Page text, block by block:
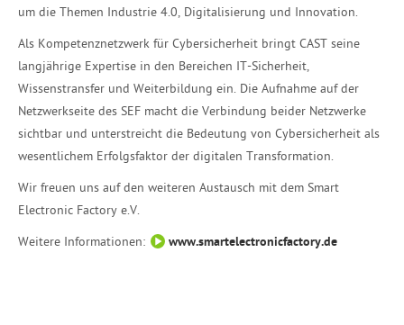
um die Themen Industrie 4.0, Digitalisierung und Innovation.
Als Kompetenznetzwerk für Cybersicherheit bringt CAST seine
langjährige Expertise in den Bereichen IT-Sicherheit,
Wissenstransfer und Weiterbildung ein. Die Aufnahme auf der
Netzwerkseite des SEF macht die Verbindung beider Netzwerke
sichtbar und unterstreicht die Bedeutung von Cybersicherheit als
wesentlichem Erfolgsfaktor der digitalen Transformation.
Wir freuen uns auf den weiteren Austausch mit dem Smart
Electronic Factory e.V.
Weitere Informationen:
www.smartelectronicfactory.de